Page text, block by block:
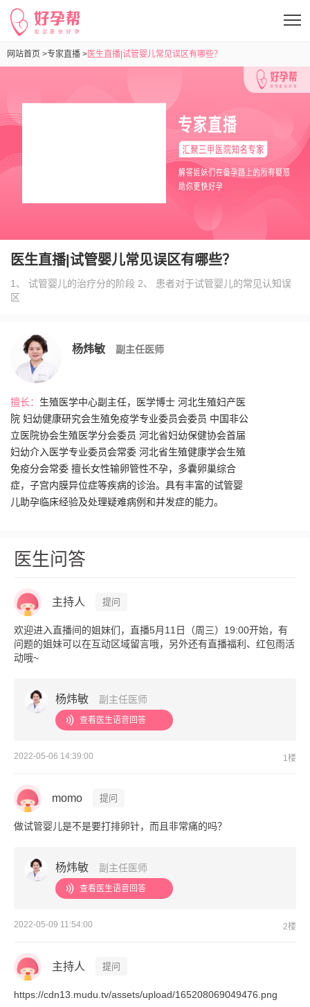
网站首页 >专家直播 >医生直播|试管婴儿常见误区有哪些？
医生直播|试管婴儿常见误区有哪些？
1、 试管婴儿的治疗分的阶段 2、 患者对于试管婴儿的常见认知误
区
杨炜敏 副主任医师
擅长： 生殖医学中心副主任，医学博士 河北生殖妇产医
院 妇幼健康研究会生殖免疫学专业委员会委员 中国非公
立医院协会生殖医学分会委员 河北省妇幼保健协会首届
妇幼介入医学专业委员会常委 河北省生殖健康学会生殖
免疫分会常委 擅长女性输卵管性不孕，多囊卵巢综合
症，子宫内膜异位症等疾病的诊治。具有丰富的试管婴
儿助孕临床经验及处理疑难病例和并发症的能力。
医生问答
主持人 提问
欢迎进入直播间的姐妹们，直播5月11日（周三）19:00开始，有
问题的姐妹可以在互动区域留言哦，另外还有直播福利、红包雨活
动哦~
杨炜敏 副主任医师
查看医生语音回答
2022-05-06 14:39:00 1楼
momo 提问
做试管婴儿是不是要打排卵针，而且非常痛的吗？
杨炜敏 副主任医师
查看医生语音回答
2022-05-09 11:54:00 2楼
主持人 提问
https://cdn13.mudu.tv/assets/upload/165208069049476.png